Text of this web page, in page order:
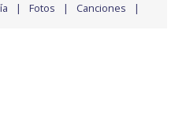
Fotos Canciones